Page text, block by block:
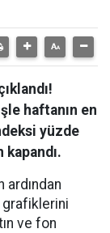
haftanın en
yüzde
ardından
grafiklerini
ve fon